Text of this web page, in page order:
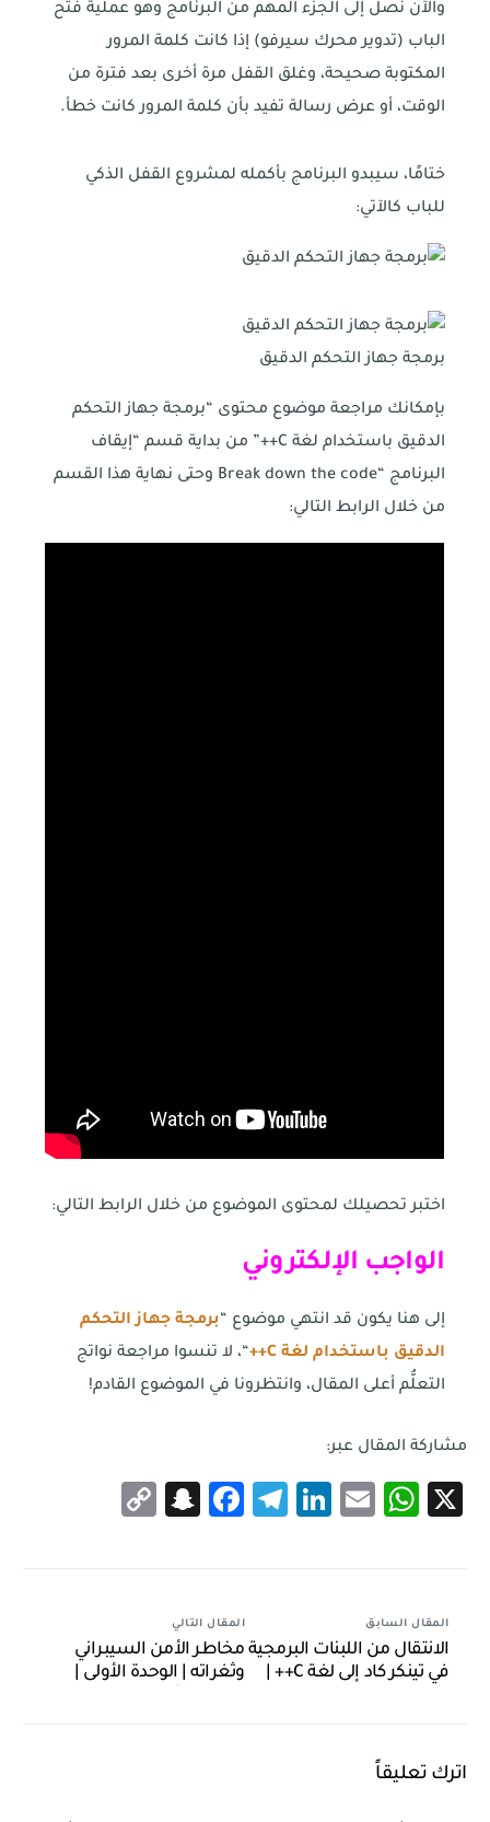
والآن نصل إلى الجزء المهم من البرنامج وهو عملية فتح
الباب (تدوير محرك سيرفو) إذا كانت كلمة المرور
المكتوبة صحيحة، وغلق القفل مرة أخرى بعد فترة من
الوقت، أو عرض رسالة تفيد بأن كلمة المرور كانت خطأ.
ختامًا، سيبدو البرنامج بأكمله لمشروع القفل الذكي
للباب كالآتي:
برمجة جهاز التحكم الدقيق
بإمكانك مراجعة موضوع محتوى “برمجة جهاز التحكم
الدقيق باستخدام لغة C++” من بداية قسم “إيقاف
البرنامج “Break down the code وحتى نهاية هذا القسم
من خلال الرابط التالي:
اختبر تحصيلك لمحتوى الموضوع من خلال الرابط التالي:
الواجب الإلكتروني
إلى هنا يكون قد انتهي موضوع “برمجة جهاز التحكم
الدقيق باستخدام لغة C++
“، لا تنسوا مراجعة نواتج
التعلُّم أعلى المقال، وانتظرونا في الموضوع القادم!
مشاركة المقال عبر:
X
WhatsApp
Email
LinkedIn
Telegram
Facebook
Snapchat
المقال السابق
الانتقال من اللبنات البرمجية
في تينكر كاد إلى لغة C++ |
المقال التالي
مخاطر الأمن السيبراني
وثغراته | الوحدة الأولى |
اترك تعليقاً